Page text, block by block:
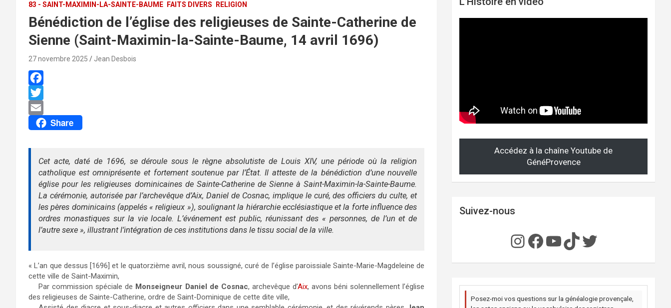
83 - SAINT-MAXIMIN-LA-SAINTE-BAUME FAITS DIVERS RELIGION
Bénédiction de l’église des religieuses de Sainte-Catherine de
Sienne (Saint-Maximin-la-Sainte-Baume, 14 avril 1696)
27 novembre 2025 Jean Desbois
F
aT
Share
Cet acte, daté de 1696, se déroule sous le règne absolutiste de Louis XIV, une période où la religion
catholique est omniprésente et fortement soutenue par l’État. Il atteste de la bénédiction d’une nouvelle
église pour les religieuses dominicaines de Sainte-Catherine de Sienne à Saint-Maximin-la-Sainte-Baume.
La cérémonie, autorisée par l’archevêque d’Aix, Daniel de Cosnac, implique le curé, des officiers du culte, et
les pères dominicains (appelés « religieux »), soulignant la hiérarchie ecclésiastique et la forte influence des
ordres monastiques sur la vie locale. L’événement est public, réunissant des « personnes, de l’un et de
l’autre sexe », illustrant l’intégration de ces institutions dans le tissu social de la ville.
« L’an que dessus [1696] et le quatorzième avril, nous soussigné, curé de l’église paroissiale Sainte-Marie-Magdeleine de
cette ville de Saint-Maximin,
Par commission spéciale de Monseigneur Daniel de Cosnac, archevêque d’Aix, avons béni solennellement l’église
des religieuses de Sainte-Catherine, ordre de Saint-Dominique de cette dite ville,
Accédez à la chaîne Youtube de
GénéProvence
Suivez-nous
Instagram
Facebook
YouTube
TikTok
Twitter
Posez-moi vos questions sur la généalogie provençale,